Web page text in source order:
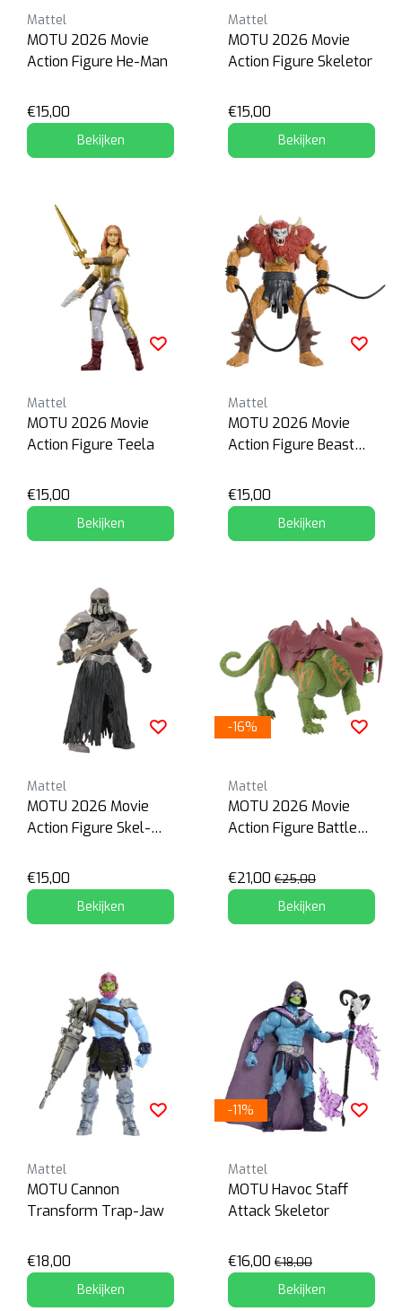
Mattel
MOTU 2026 Movie
Action Figure He-Man
€15,00
Bekijken
Mattel
MOTU 2026 Movie
Action Figure Skeletor
€15,00
Bekijken
Mattel
MOTU 2026 Movie
Action Figure Teela
€15,00
Bekijken
Mattel
MOTU 2026 Movie
Action Figure Beast
€15,00
Bekijken
Mattel
MOTU 2026 Movie
Action Figure Skel-
€15,00
Bekijken
-16%
Mattel
MOTU 2026 Movie
Action Figure Battle
€21,00 €25,00
Bekijken
Mattel
MOTU Cannon
Transform Trap-Jaw
€18,00
Bekijken
-11%
Mattel
MOTU Havoc Staff
Attack Skeletor
€16,00 €18,00
Bekijken